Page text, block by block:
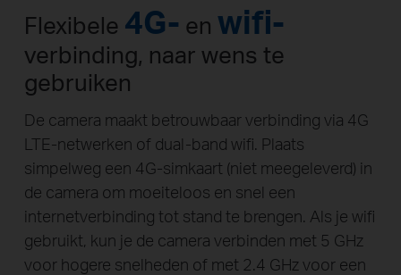
Flexibele 4G- en wifi-
verbinding, naar wens te
gebruiken
De camera maakt betrouwbaar verbinding via 4G
LTE-netwerken of dual-band wifi. Plaats
simpelweg een 4G-simkaart (niet meegeleverd) in
de camera om moeiteloos en snel een
internetverbinding tot stand te brengen. Als je wifi
gebruikt, kun je de camera verbinden met 5 GHz
voor hogere snelheden of met 2.4 GHz voor een